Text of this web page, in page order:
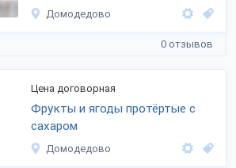
Домодедово
0 отзывов
Цена договорная
Фрукты и ягоды протёртые с
сахаром
Домодедово